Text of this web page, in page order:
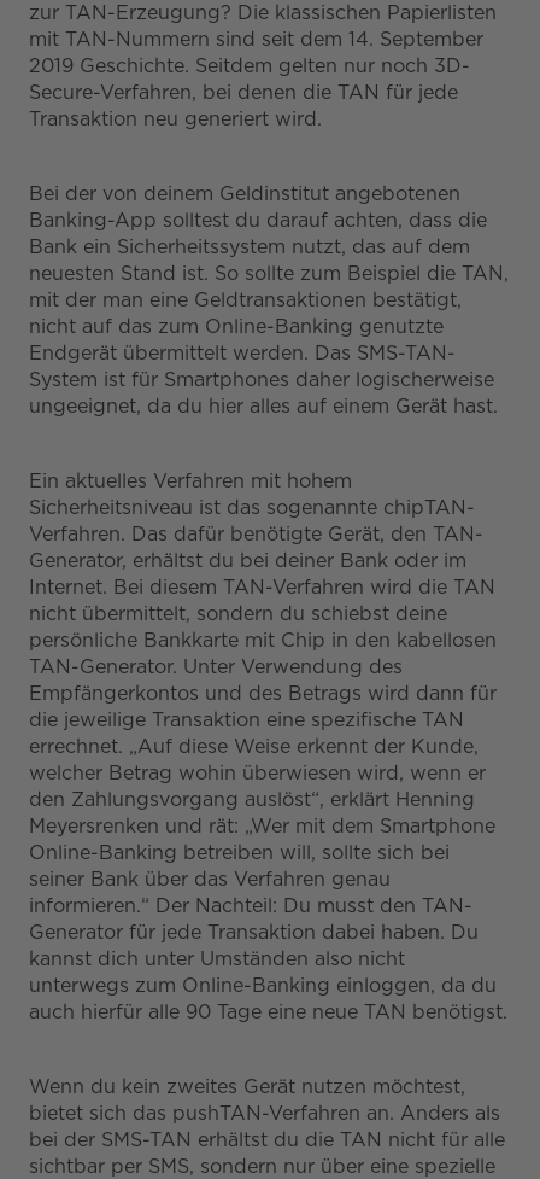
zur TAN-Erzeugung? Die klassischen Papierlisten
mit TAN-Nummern sind seit dem 14. September
2019 Geschichte. Seitdem gelten nur noch 3D-
Secure-Verfahren, bei denen die TAN für jede
Transaktion neu generiert wird.
Bei der von deinem Geldinstitut angebotenen
Banking-App solltest du darauf achten, dass die
Bank ein Sicherheitssystem nutzt, das auf dem
neuesten Stand ist. So sollte zum Beispiel die TAN,
mit der man eine Geldtransaktionen bestätigt,
nicht auf das zum Online-Banking genutzte
Endgerät übermittelt werden. Das SMS-TAN-
System ist für Smartphones daher logischerweise
ungeeignet, da du hier alles auf einem Gerät hast.
Ein aktuelles Verfahren mit hohem
Sicherheitsniveau ist das sogenannte chipTAN-
Verfahren. Das dafür benötigte Gerät, den TAN-
Generator, erhältst du bei deiner Bank oder im
Internet. Bei diesem TAN-Verfahren wird die TAN
nicht übermittelt, sondern du schiebst deine
persönliche Bankkarte mit Chip in den kabellosen
TAN-Generator. Unter Verwendung des
Empfängerkontos und des Betrags wird dann für
die jeweilige Transaktion eine spezifische TAN
errechnet. „Auf diese Weise erkennt der Kunde,
welcher Betrag wohin überwiesen wird, wenn er
den Zahlungsvorgang auslöst“, erklärt Henning
Meyersrenken und rät: „Wer mit dem Smartphone
Online-Banking betreiben will, sollte sich bei
seiner Bank über das Verfahren genau
informieren.“ Der Nachteil: Du musst den TAN-
Generator für jede Transaktion dabei haben. Du
kannst dich unter Umständen also nicht
unterwegs zum Online-Banking einloggen, da du
auch hierfür alle 90 Tage eine neue TAN benötigst.
Wenn du kein zweites Gerät nutzen möchtest,
bietet sich das pushTAN-Verfahren an. Anders als
bei der SMS-TAN erhältst du die TAN nicht für alle
sichtbar per SMS, sondern nur über eine spezielle